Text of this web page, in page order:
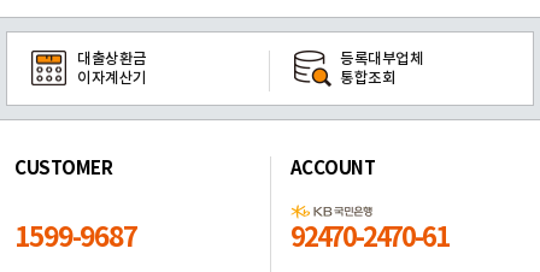
대출상환금
이자계산기
등록대부업체
통합조회
CUSTOMER
1599-9687
ACCOUNT
92470-2470-61